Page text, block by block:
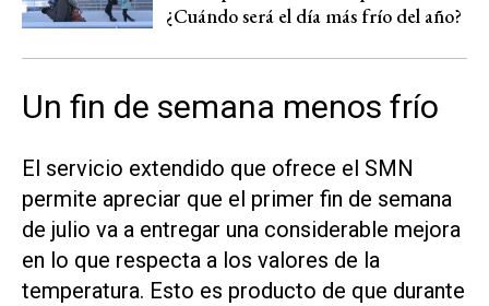
¿Cuándo será el día más frío del año?
Un fin de semana menos frío
El servicio extendido que ofrece el SMN
permite apreciar que el primer fin de semana
de julio va a entregar una considerable mejora
en lo que respecta a los valores de la
temperatura. Esto es producto de que durante